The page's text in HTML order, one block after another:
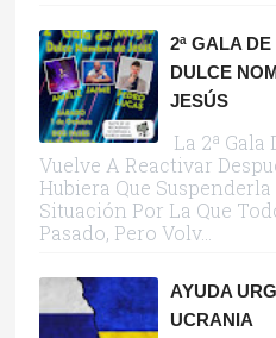
2ª GALA
DULCE
JESÚS
La 2ª Gala
Vuelve A Reactivar
Hubiera Que Suspenderla
Situación Por La Que
Pasado, Pero Volv...
AYUDA
UCRANIA